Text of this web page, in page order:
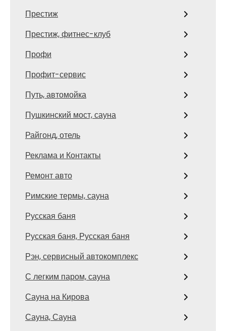
Престиж
Престиж, фитнес-клуб
Профи
Профит-сервис
Путь, автомойка
Пушкинский мост, сауна
Райгонд, отель
Реклама и Контакты
Ремонт авто
Римские термы, сауна
Русская баня
Русская баня, Русская баня
Рэн, сервисный автокомплекс
С легким паром, сауна
Сауна на Кирова
Сауна, Сауна